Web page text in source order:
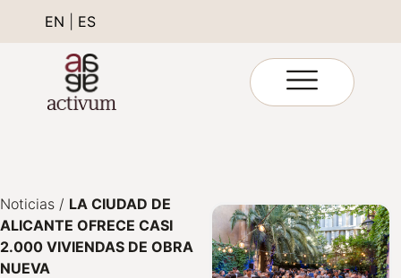
EN ES
Noticias / LA CIUDAD DE
ALICANTE OFRECE CASI
2.000 VIVIENDAS DE OBRA
NUEVA